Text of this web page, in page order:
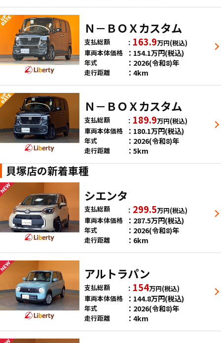
Ｎ－ＢＯＸカスタム
支払総額 163.9万円(税込)
車両本体価格
154.1万円(税込)
年式 2026(令和8)年
走行距離 4km
Ｎ－ＢＯＸカスタム
支払総額 189.9万円(税込)
車両本体価格
180.1万円(税込)
年式 2026(令和8)年
走行距離 5km
貝塚店の新着車種
シエンタ
支払総額 299.5万円(税込)
車両本体価格
287.5万円(税込)
年式 2026(令和8)年
走行距離 6km
アルトラパン
支払総額 154万円(税込)
車両本体価格
144.8万円(税込)
年式 2026(令和8)年
走行距離 4km